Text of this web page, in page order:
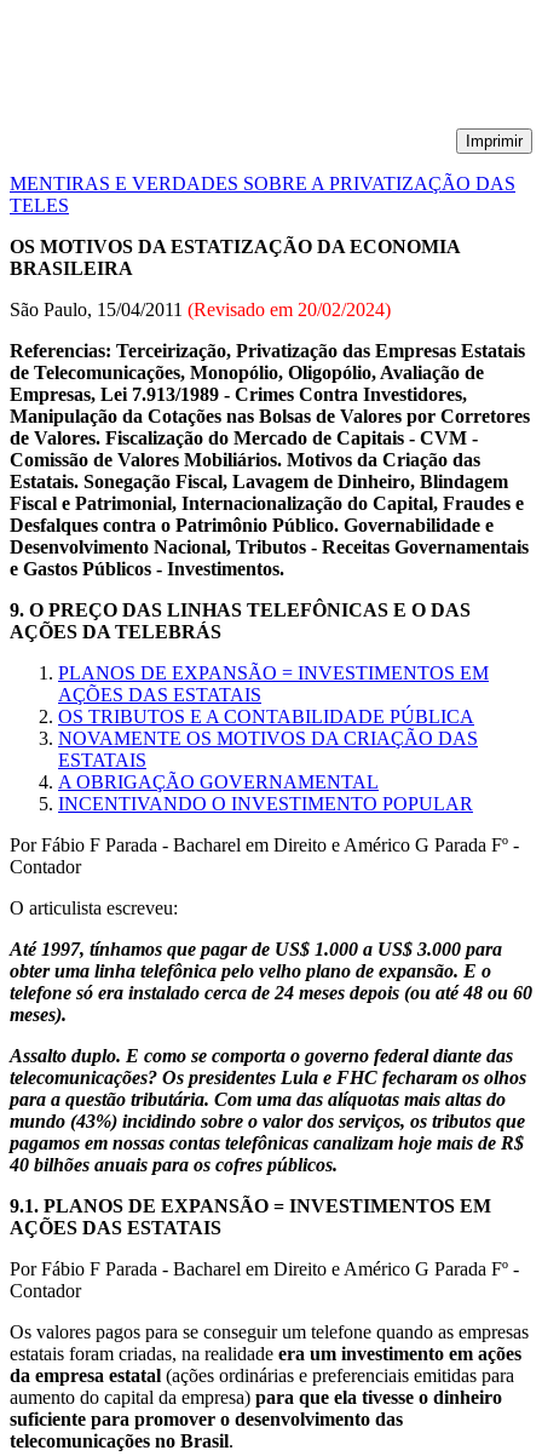
Imprimir
MENTIRAS E VERDADES SOBRE A PRIVATIZAÇÃO DAS
TELES
OS MOTIVOS DA ESTATIZAÇÃO DA ECONOMIA
BRASILEIRA
São Paulo, 15/04/2011 (Revisado em 20/02/2024)
Referencias: Terceirização, Privatização das Empresas Estatais
de Telecomunicações, Monopólio, Oligopólio, Avaliação de
Empresas, Lei 7.913/1989 - Crimes Contra Investidores,
Manipulação da Cotações nas Bolsas de Valores por Corretores
de Valores. Fiscalização do Mercado de Capitais - CVM -
Comissão de Valores Mobiliários. Motivos da Criação das
Estatais. Sonegação Fiscal, Lavagem de Dinheiro, Blindagem
Fiscal e Patrimonial, Internacionalização do Capital, Fraudes e
Desfalques contra o Patrimônio Público. Governabilidade e
Desenvolvimento Nacional, Tributos - Receitas Governamentais
e Gastos Públicos - Investimentos.
9. O PREÇO DAS LINHAS TELEFÔNICAS E O DAS
AÇÕES DA TELEBRÁS
PLANOS DE EXPANSÃO = INVESTIMENTOS EM
AÇÕES DAS ESTATAIS
OS TRIBUTOS E A CONTABILIDADE PÚBLICA
NOVAMENTE OS MOTIVOS DA CRIAÇÃO DAS
ESTATAIS
A OBRIGAÇÃO GOVERNAMENTAL
INCENTIVANDO O INVESTIMENTO POPULAR
Por Fábio F Parada - Bacharel em Direito e Américo G Parada Fº -
Contador
O articulista escreveu:
Até 1997, tínhamos que pagar de US$ 1.000 a US$ 3.000 para
obter uma linha telefônica pelo velho plano de expansão. E o
telefone só era instalado cerca de 24 meses depois (ou até 48 ou 60
meses).
Assalto duplo. E como se comporta o governo federal diante das
telecomunicações? Os presidentes Lula e FHC fecharam os olhos
para a questão tributária. Com uma das alíquotas mais altas do
mundo (43%) incidindo sobre o valor dos serviços, os tributos que
pagamos em nossas contas telefônicas canalizam hoje mais de R$
40 bilhões anuais para os cofres públicos.
9.1. PLANOS DE EXPANSÃO = INVESTIMENTOS EM
AÇÕES DAS ESTATAIS
Por Fábio F Parada - Bacharel em Direito e Américo G Parada Fº -
Contador
Os valores pagos para se conseguir um telefone quando as empresas
estatais foram criadas, na realidade era um investimento em ações
da empresa estatal (ações ordinárias e preferenciais emitidas para
aumento do capital da empresa) para que ela tivesse o dinheiro
suficiente para promover o desenvolvimento das
telecomunicações no Brasil.